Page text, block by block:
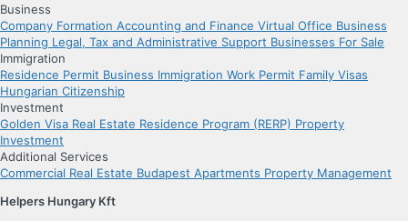
Business
Company Formation Accounting and Finance Virtual Office Business
Planning Legal, Tax and Administrative Support Businesses For Sale
Immigration
Residence Permit Business Immigration Work Permit Family Visas
Hungarian Citizenship
Investment
Golden Visa Real Estate Residence Program (RERP) Property
Investment
Additional Services
Commercial Real Estate Budapest Apartments Property Management
Helpers Hungary Kft